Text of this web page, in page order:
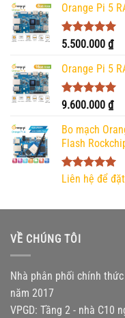
Orange Pi 5
Được xếp
5 sao
5.500.000 ₫
Orange Pi 5
Được xếp
5 sao
9.600.000 ₫
Bo mạch
Flash
Được xếp
Liên hệ để
VỀ CHÚNG TÔI
Nhà phân phối chính
năm 2017
VPGD: Tầng 2 - nhà C10